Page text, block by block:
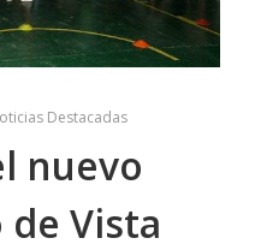
Destacadas
nuevo
Vista